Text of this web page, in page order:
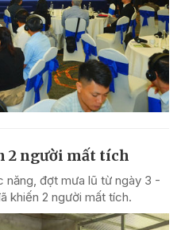
2 người mất tích
năng, đợt mưa lũ từ ngày 3 -
khiến 2 người mất tích.